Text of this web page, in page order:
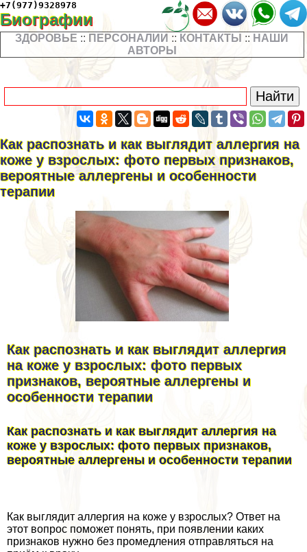
+7(977)9328978
Биографии
ЗДОРОВЬЕ :: ПЕРСОНАЛИИ :: КОНТАКТЫ :: НАШИ
АВТОРЫ
Как распознать и как выглядит аллергия на
коже у взрослых: фото первых признаков,
вероятные аллергены и особенности
терапии
Как распознать и как выглядит аллергия
на коже у взрослых: фото первых
признаков, вероятные аллергены и
особенности терапии
Как распознать и как выглядит аллергия на
коже у взрослых: фото первых признаков,
вероятные аллергены и особенности терапии
Как выглядит аллергия на коже у взрослых? Ответ на
этот вопрос поможет понять, при появлении каких
признаков нужно без промедления отправляться на